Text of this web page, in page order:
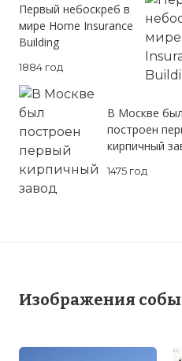
Первый небоскреб в
мире Home Insurance
Building
1884 год
В Москве был
построен
кирпичный
1475 год
Изображения